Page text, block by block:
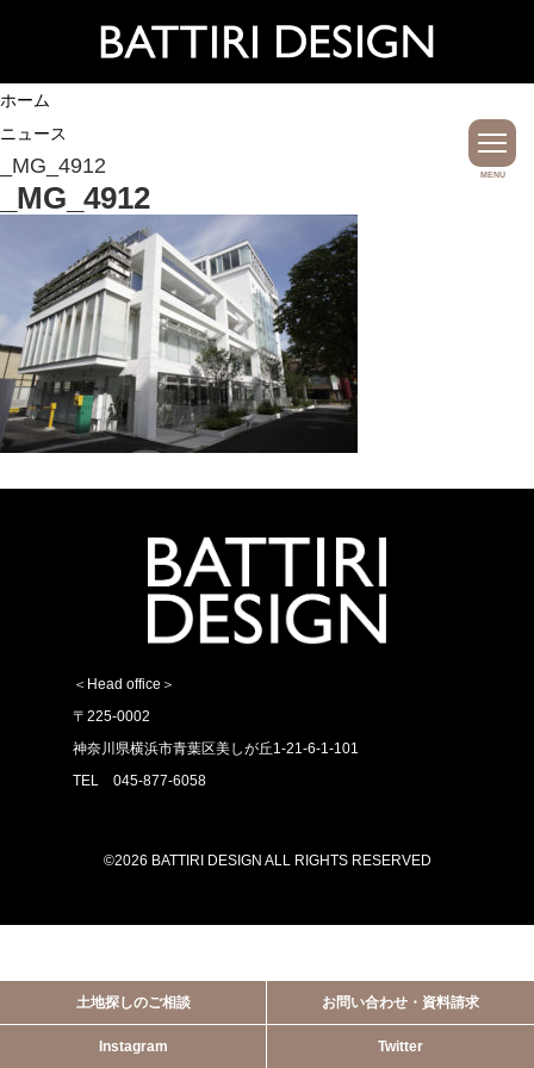
MENU
ホーム
ニュース
_MG_4912
_MG_4912
＜Head office＞
〒225-0002
神奈川県横浜市青葉区美しが丘1-21-6-1-101
TEL 045-877-6058
©2026 BATTIRI DESIGN ALL RIGHTS RESERVED
土地探しのご相談 お問い合わせ・資料請求
Instagram Twitter